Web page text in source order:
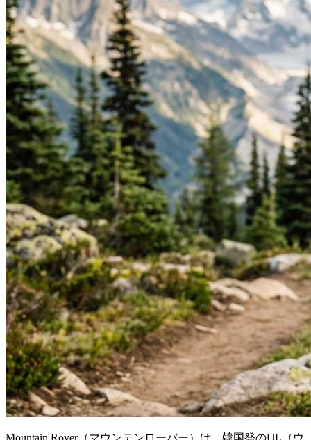
Mountain Rover（マウンテンローバー）は、韓国発のUL（ウ